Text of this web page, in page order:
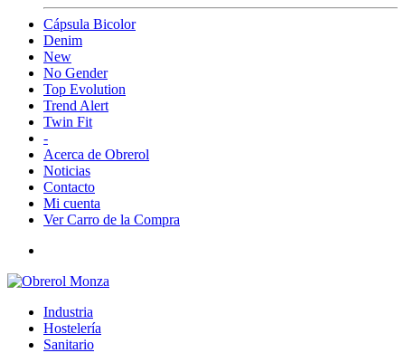
Cápsula Bicolor
Denim
New
No Gender
Top Evolution
Trend Alert
Twin Fit
-
Acerca de Obrerol
Noticias
Contacto
Mi cuenta
Ver Carro de la Compra
Industria
Hostelería
Sanitario